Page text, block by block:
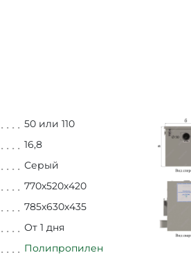
50 или 110
16,8
Серый
770х520х420
785х630х435
От 1 дня
Полипропилен